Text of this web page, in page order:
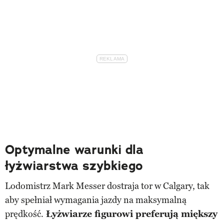
Optymalne warunki dla
łyżwiarstwa szybkiego
Lodomistrz Mark Messer dostraja tor w Calgary, tak
aby spełniał wymagania jazdy na maksymalną
prędkość. Łyżwiarze figurowi preferują miększy